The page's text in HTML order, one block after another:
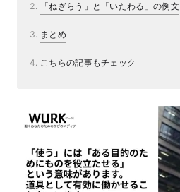
「ねぎらう」と「いたわる」の例文
まとめ
こちらの記事もチェック